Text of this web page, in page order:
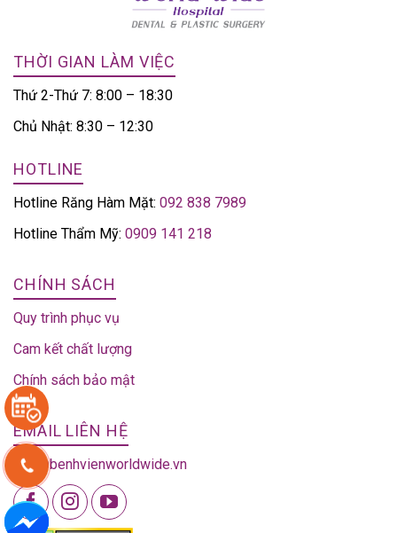
THỜI GIAN LÀM VIỆC
Thứ 2-Thứ 7: 8:00 – 18:30
Chủ Nhật: 8:30 – 12:30
HOTLINE
Hotline Răng Hàm Mặt: 092 838 7989
Hotline Thẩm Mỹ: 0909 141 218
CHÍNH SÁCH
Quy trình phục vụ
Cam kết chất lượng
Chính sách bảo mật
EMAIL LIÊN HỆ
info@benhvienworldwide.vn